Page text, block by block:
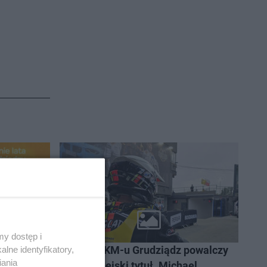
Lider GKM-u Grudziądz powalczy
dostęp i
identyfikatory,